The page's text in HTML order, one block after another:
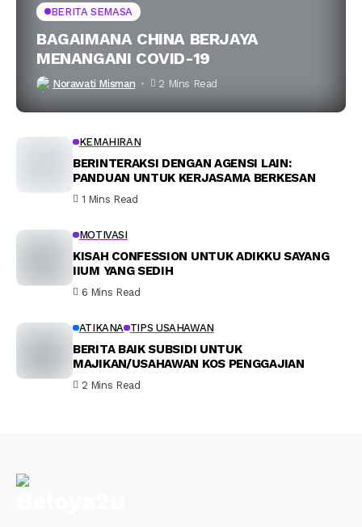
BERITA SEMASA
BAGAIMANA CHINA BERJAYA
MENANGANI COVID-19
Norawati Misman 2 Mins Read
KEMAHIRAN
BERINTERAKSI DENGAN AGENSI LAIN:
PANDUAN UNTUK KERJASAMA BERKESAN
1 Mins Read
MOTIVASI
KISAH CONFESSION UNTUK ADIKKU SAYANG
IIUM YANG SEDIH
6 Mins Read
ATIKANA TIPS USAHAWAN
BERITA BAIK SUBSIDI UNTUK
MAJIKAN/USAHAWAN KOS PENGGAJIAN
2 Mins Read